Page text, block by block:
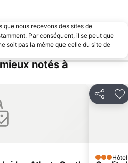
que nous recevons des sites de
Par conséquent, il se peut que
soit pas la même que celle du site de
notés à
Partager
Hôtel